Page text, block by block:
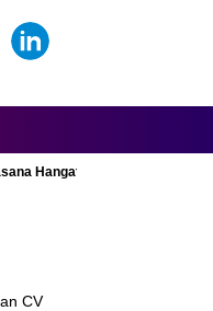
Hangat dan Nyaman
CV